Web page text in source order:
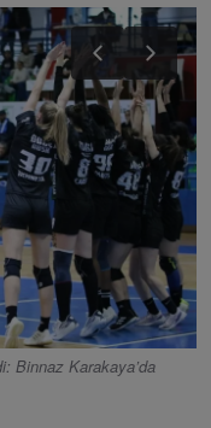
Binnaz Karakaya’da